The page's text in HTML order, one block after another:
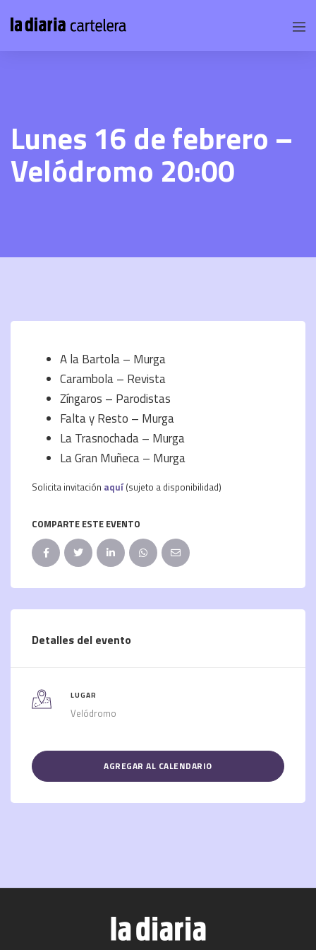
Lunes 16 de febrero –
Velódromo 20:00
A la Bartola – Murga
Carambola – Revista
Zíngaros – Parodistas
Falta y Resto – Murga
La Trasnochada – Murga
La Gran Muñeca – Murga
Solicita invitación aquí (sujeto a disponibilidad)
COMPARTE ESTE EVENTO
Detalles del evento
LUGAR
Velódromo
AGREGAR AL CALENDARIO